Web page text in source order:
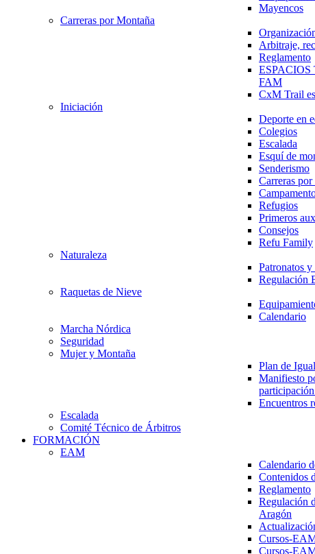
Mayencos
Carreras por Montaña
Arbitraje,
Reglamento
FAM
CxM Trail
Iniciación
Deporte en
Colegios
Escalada
Esquí de
Senderismo
Carreras por
Refugios
Primeros
Consejos
Refu Family
Naturaleza
Patronatos
Regulación
Raquetas de Nieve
Calendario
Marcha Nórdica
Seguridad
Mujer y Montaña
Plan de
Manifiesto
Encuentros
Escalada
Comité Técnico de Árbitros
FORMACIÓN
EAM
Calendario
Contenidos
Reglamento
Regulación
Aragón
Cursos-
Cursos-